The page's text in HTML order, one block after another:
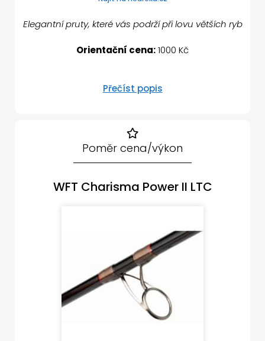
Elegantní pruty, které vás podrží při lovu větších ryb
Orientační cena:1000 Kč
Přečíst popis
Poměr cena/výkon
WFT Charisma Power II LTC